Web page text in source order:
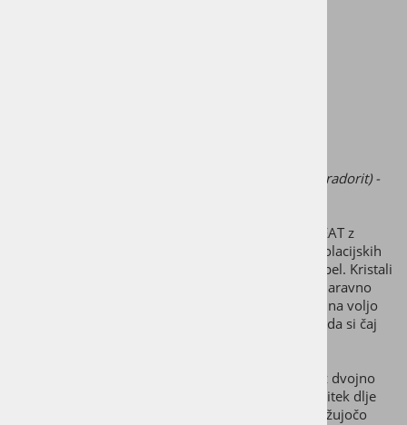
Kristali v steklenički: mavrični mesečev kamen(labradorit) -
THE HEAT IS ON! Postaja vroče! Steklenička ViA HEAT z
izjemno močnim steklom z dvojno steno zaradi izolacijskih
zmogljivosti tvoj topli napitek dlje časa ohranja topel. Kristali
v steklenički pa tvojemu napitku dodajo povsem naravno
vitalnost, ki vpliva tudi na okus! Cedilo za čaj, ki je na voljo
kot dodatek, zagotovi še več okusa in ti omogoča, da si čaj
Steklenička ViA HEAT z izjemno močnim steklom z dvojno
steno zaradi izolacijskih zmogljivosti tvoj topli napitek dlje
časa ohranja topel, hladne pijače pa ohranijo osvežujočo